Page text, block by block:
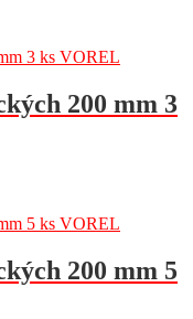
200 mm 3
200 mm 5